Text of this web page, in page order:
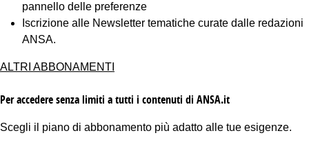
pannello delle preferenze
Iscrizione alle Newsletter tematiche curate dalle redazioni
ANSA.
ALTRI ABBONAMENTI
Per accedere senza limiti a tutti i contenuti di ANSA.it
Scegli il piano di abbonamento più adatto alle tue esigenze.